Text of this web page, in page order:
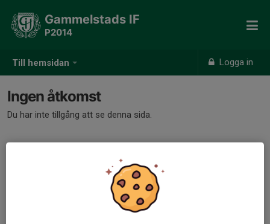
Till hemsidan Logga in
Gammelstads IF
P2014
Ingen åtkomst
Du har inte tillgång att se denna sida.